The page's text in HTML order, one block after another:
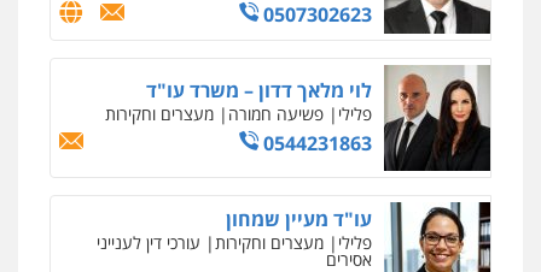
0507302623
לוי מלאך דדון – משרד עו"ד
פלילי פשיעה חמורה מעצרים וחקירות
0544231863
עו"ד מעיין שמחון
פלילי מעצרים וחקירות עורכי דין לענייני
אסירים